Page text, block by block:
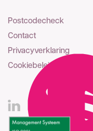
Postcodecheck
Contact
Privacyverklaring
Cookiebeleid